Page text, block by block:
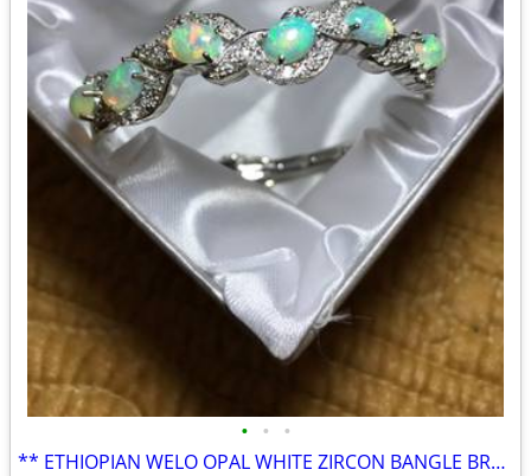
• • •
** ETHIOPIAN WELO OPAL WHITE ZIRCON BANGLE BRACELET ( genuine opals )